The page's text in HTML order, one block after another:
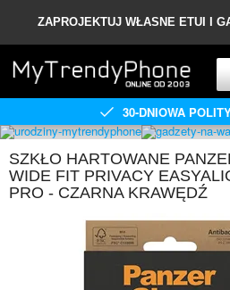
ZAPROJEKTUJ WŁASNE ETUI I
30-DNIOWA
SZKŁO HARTOWANE
WIDE FIT PRIVACY
PRO - CZARNA KRAWĘDŹ